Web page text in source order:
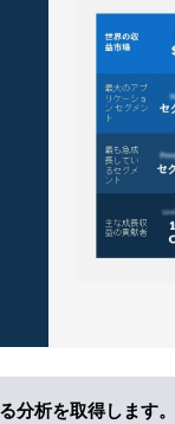
分析を取得します。